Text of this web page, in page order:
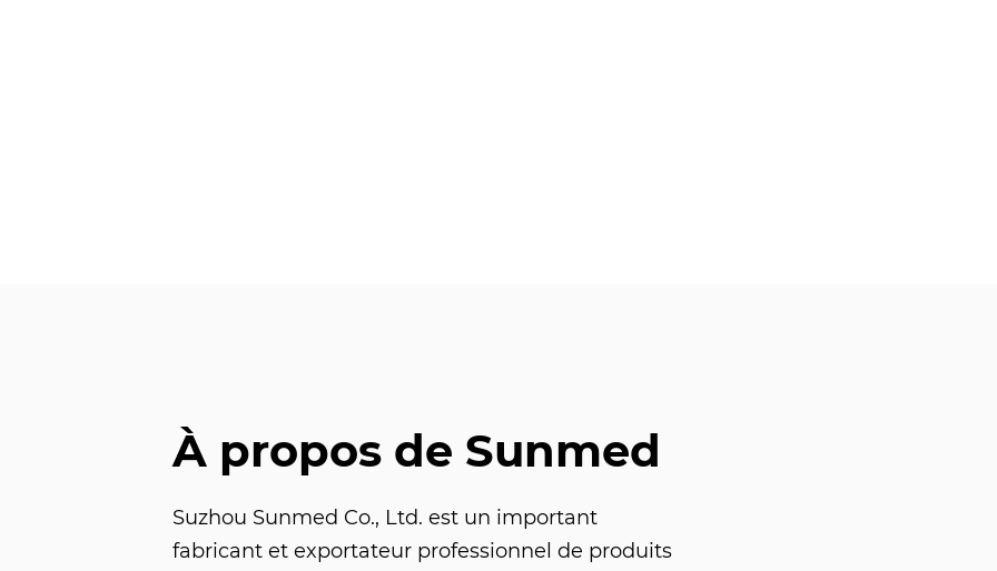
À propos de Sunmed
Suzhou Sunmed Co., Ltd. est un important
fabricant et exportateur professionnel de produits